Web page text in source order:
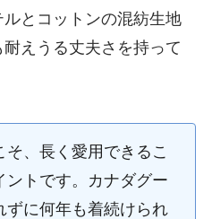
とコットンの混紡生地
えうる丈夫さを持って
、長く愛用できるこ
ントです。カナダグー
ずに何年も着続けられ